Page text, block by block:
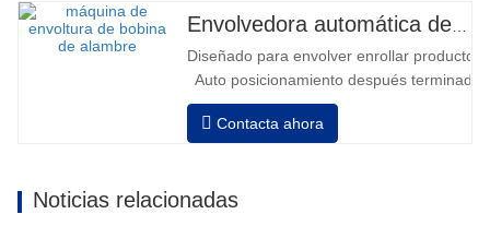
Diseñado para envolver enrollar
Auto posicionamiento después
velocidad, estiramiento fuerza puede ser
Neumático superior plato a prensa
Contacta ahora
Noticias relacionadas